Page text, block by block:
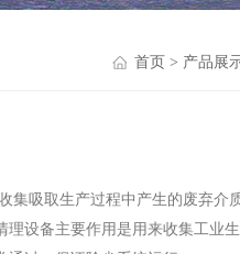
首页 > 产品展
集吸取生产过程中产生的废弃介
理设备主要作用是用来收集工业